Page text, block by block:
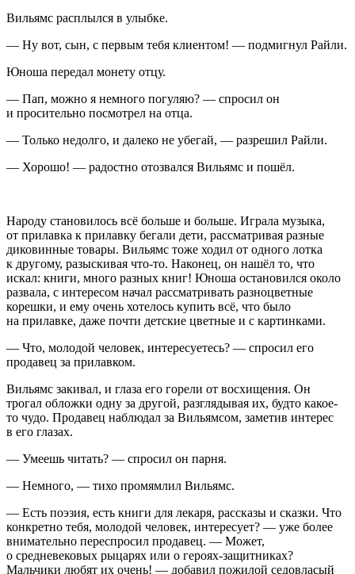
Вильямс расплылся в улыбке.
— Ну вот, сын, с первым тебя клиентом! — подмигнул Райли.
Юноша передал монету отцу.
— Пап, можно я немного погуляю? — спросил он
и просительно посмотрел на отца.
— Только недолго, и далеко не убегай, — разрешил Райли.
— Хорошо! — радостно отозвался Вильямс и пошёл.
Народу становилось всё больше и больше. Играла музыка,
от прилавка к прилавку бегали дети, рассматривая разные
диковинные товары. Вильямс тоже ходил от одного лотка
к другому, разыскивая что-то. Наконец, он нашёл то, что
искал: книги, много разных книг! Юноша остановился около
развала, с интересом начал рассматривать разноцветные
корешки, и ему очень хотелось купить всё, что было
на прилавке, даже почти детские цветные и с картинками.
— Что, молодой человек, интересуетесь? — спросил его
продавец за прилавком.
Вильямс закивал, и глаза его горели от восхищения. Он
трогал обложки одну за другой, разглядывая их, будто какое-
то чудо. Продавец наблюдал за Вильямсом, заметив интерес
в его глазах.
— Умеешь читать? — спросил он парня.
— Немного, — тихо промямлил Вильямс.
— Есть поэзия, есть книги для лекаря, рассказы и сказки. Что
конкретно тебя, молодой человек, интересует? — уже более
внимательно переспросил продавец. — Может,
о средневековых рыцарях или о героях-защитниках?
Мальчики любят их очень! — добавил пожилой седовласый